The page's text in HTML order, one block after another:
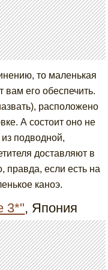
то маленькая
его обеспечить.
расположено
А состоит оно не
подводной,
доставляют в
правда, если есть на
каноэ.
3*", Япония